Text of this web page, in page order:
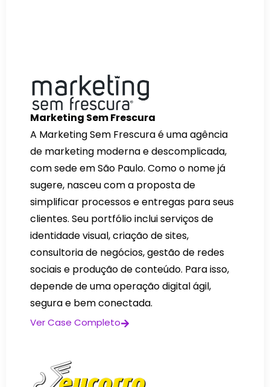
Marketing Sem Frescura
A Marketing Sem Frescura é uma agência
de marketing moderna e descomplicada,
com sede em São Paulo. Como o nome já
sugere, nasceu com a proposta de
simplificar processos e entregas para seus
clientes. Seu portfólio inclui serviços de
identidade visual, criação de sites,
consultoria de negócios, gestão de redes
sociais e produção de conteúdo. Para isso,
depende de uma operação digital ágil,
segura e bem conectada.
Ver Case Completo